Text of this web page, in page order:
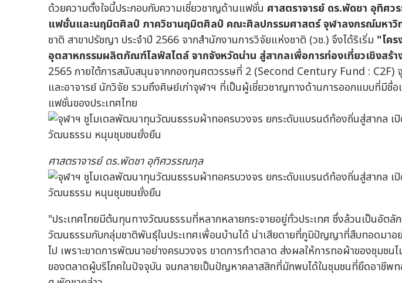
ด้วยความตั้งใจนี้ประกอบกับความเชี่ยวชาญด้านแฟชั่น ศาสตราจารย์ ดร.พัดชา อุทิศว
แฟชั่นและนฤมิตศิลป์ ภาควิชานฤมิตศิลป์ คณะศิลปกรรมศาสตร์ จุฬาลงกรณ์มหาวิ
ชาติ สาขาปรัชญา ประจำปี 2566 จากสำนักงานการวิจัยแห่งชาติ (วช.) จึงได้ริเริ่ม "โคร
อุตสาหกรรมผลิตภัณฑ์ไลฟ์สไตล์ จากจังหวัดน่าน สู่สากลเพื่อการท่องเที่ยวเชิงสร้า
2565 ภายใต้การสนับสนุนจากกองทุนศตวรรษที่ 2 (Second Century Fund : C2F)
และอาจารย์ นักวิจัย รวมถึงศิษย์เก่าจุฬาฯ ที่เป็นผู้เชี่ยวชาญทางด้านการออกแบบที่มีชื่อ
แฟชั่นของประเทศไทย
ศาสตราจารย์ ดร.พัดชา อุทิศวรรณกุล
"ประเทศไทยมีต้นทุนทางวัฒนธรรมที่หลากหลายกระจายอยู่ทั่วประเทศ ซึ่งล้วนเป็นอัตลั
วัฒนธรรมกับกลุ่มชาติพันธุ์ในประเทศเพื่อนบ้านได้ น่าเสียดายที่ภูมิปัญญาที่สืบทอดมาอ
ไป เพราะขาดการพัฒนาอย่างครบวงจร ขาดการทำตลาด ส่งผลให้การทอผ้าของชุมชน
ของตลาดผู้บริโภคในปัจจุบัน จนกลายเป็นปัญหาคลาสสิกที่มักพบได้ในชุมชนที่ยึดอาชีพท